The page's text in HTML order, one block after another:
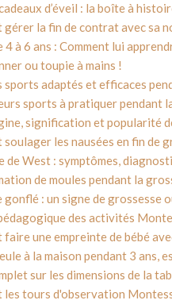
d’éveil : la boîte à
gérer la fin de contrat avec sa
4 à 6 ans : Comment lui
ou toupie à mains !
sports adaptés et efficaces
sports à pratiquer pendant
signification et popularité
soulager les nausées en fin de
de West : symptômes,
de moules pendant la
gonflé : un signe de grossesse
des activités
faire une empreinte de bébé
à la maison pendant 3 ans,
sur les dimensions de la
les tours d'observation